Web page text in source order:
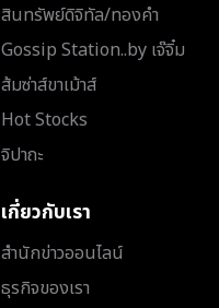
สินทรัพย์ดิจิทัล/ทองคำ
Gossip Station..by เจ๊จิ๋ม
ส้มซ่าส์ขาเม้าส์
Hot Stocks
จิปาถะ
เกี่ยวกับเรา
สำนักข่าวออนไลน์
ธุรกิจของเรา